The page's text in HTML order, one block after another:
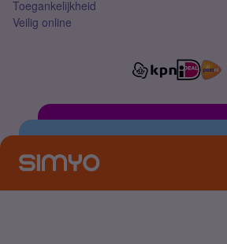
Toegankelijkheid
Veilig online